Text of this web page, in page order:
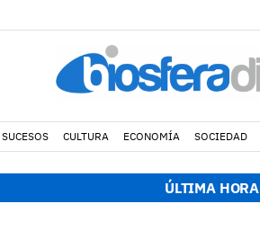
SUCESOS CULTURA ECONOMÍA SOCIEDAD
ÚLTIMA HORA